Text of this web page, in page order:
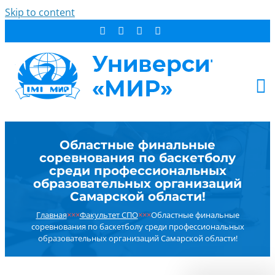
Skip to content
ДОПОБРАЗОВАНИЕ
ОБ УНИВЕРСИТЕТЕ
КОНТАКТЫ
РЕЗУЛЬТАТ ПОИСКА:
Областные финальные
соревнования по баскетболу
среди профессиональных
образовательных организаций
Самарской области!
Главная×××Факультет СПО×××Областные финальные
соревнования по баскетболу среди профессиональных
образовательных организаций Самарской области!